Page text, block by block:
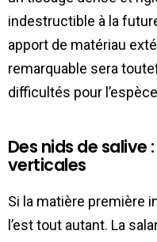
indestructible à la
apport de matériau
remarquable sera
difficultés pour l’espèce
Des nids de salive
verticales
Si la matière première
l’est tout autant. La